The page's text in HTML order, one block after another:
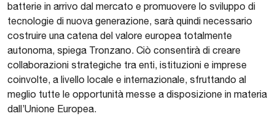
batterie in arrivo dal mercato e promuovere lo sviluppo di
tecnologie di nuova generazione, sarà quindi necessario
costruire una catena del valore europea totalmente
autonoma, spiega Tronzano. Ciò consentirà di creare
collaborazioni strategiche tra enti, istituzioni e imprese
coinvolte, a livello locale e internazionale, sfruttando al
meglio tutte le opportunità messe a disposizione in materia
dall’Unione Europea.